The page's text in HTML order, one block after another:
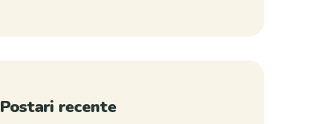
Postari recente